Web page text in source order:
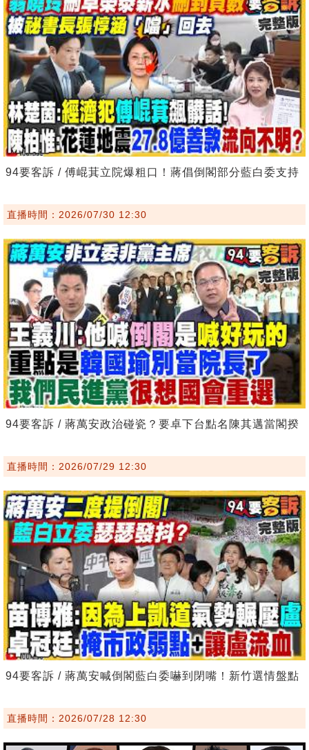
94要客訴 / 傅崐萁立院爆粗口！蔣倡倒閣部分藍白委支持
直播時間：2026/07/30 12:30
94要客訴 / 蔣萬安政治碰瓷？要卓下台點名陳其邁當閣揆
直播時間：2026/07/29 12:30
94要客訴 / 蔣萬安喊倒閣藍白委嚇到閉嘴！新竹選情盤點
直播時間：2026/07/28 12:30